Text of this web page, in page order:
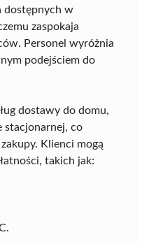
dostępnych w
zaspokaja
Personel wyróżnia
podejściem do
dostawy do domu,
stacjonarnej, co
Klienci mogą
takich jak: